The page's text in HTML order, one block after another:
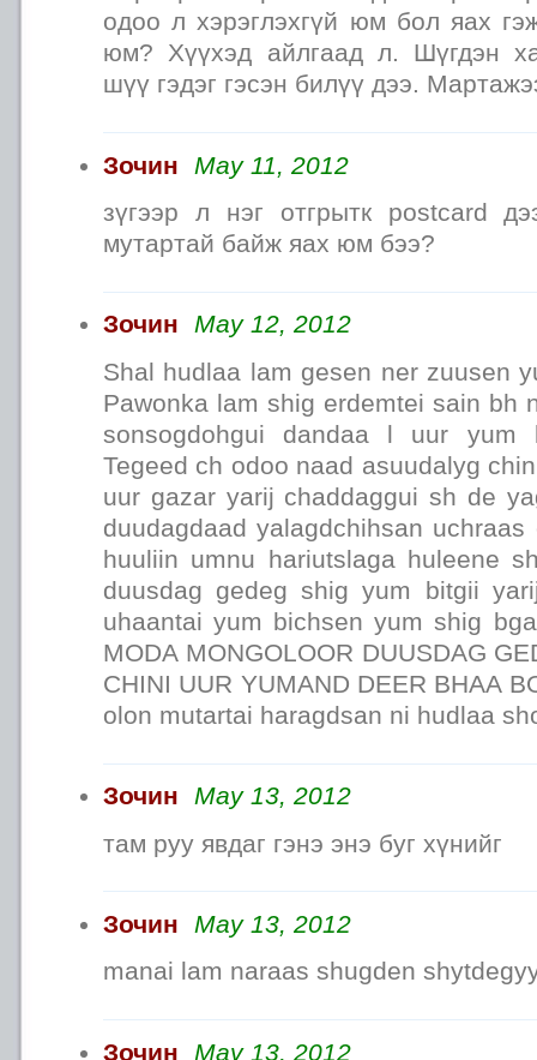
одоо л хэрэглэхгүй юм бол яах
юм? Хүүхэд айлгаад л. Шүгдэн
шүү гэдэг гэсэн билүү дээ.
Зочин
May 11, 2012
зүгээр л нэг отгрытк postcard
мутартай байж яах юм бээ?
Зочин
May 12, 2012
Shal hudlaa lam gesen ner zuusen
Pawonka lam shig erdemtei sain bh
sonsogdohgui dandaa l uur
Tegeed ch odoo naad asuudalyg
uur gazar yarij chaddaggui sh de
duudagdaad yalagdchihsan
huuliin umnu hariutslaga huleene
duusdag gedeg shig yum bitgii
uhaantai yum bichsen yum shig
MODA MONGOLOOR DUUSDAG
CHINI UUR YUMAND DEER BHAA
olon mutartai haragdsan ni hudlaa
Зочин
May 13, 2012
там руу явдаг гэнэ энэ буг хүнийг
Зочин
May 13, 2012
manai lam naraas shugden
Зочин May 13, 2012